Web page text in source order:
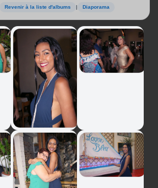
Revenir à la liste d'albums | Diaporama